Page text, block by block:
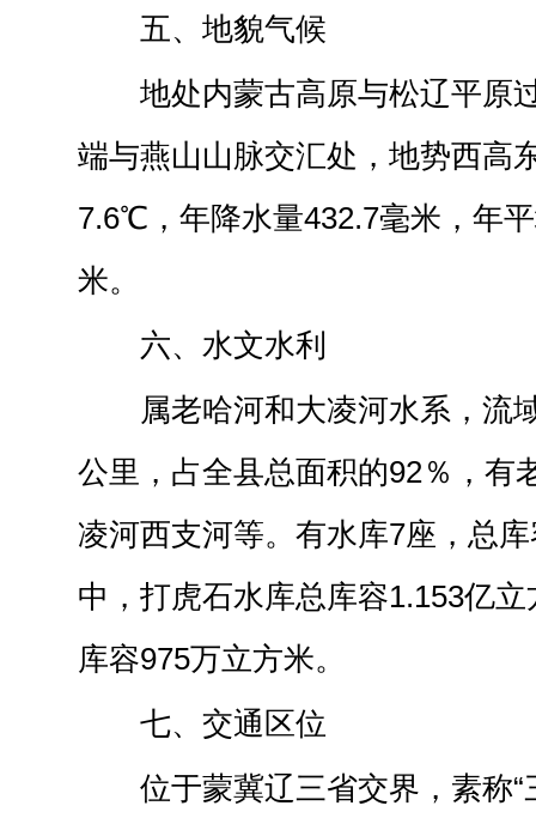
五、地貌气候
地处内蒙古高原与松辽平原
端与燕山山脉交汇处，地势西高
7.6℃，年降水量432.7毫米，年
米。
六、水文水利
属老哈河和大凌河水系，流
公里，占全县总面积的92％，有
凌河西支河等。有水库7座，总
中，打虎石水库总库容1.153亿
库容975万立方米。
七、交通区位
位于蒙冀辽三省交界，素称